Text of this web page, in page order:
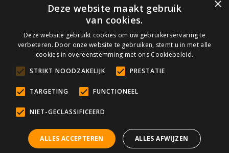
halen in de showroom. Er kan alleen met
contant geld betaald worden, dus geen pin.
Tel: 076-3030554
Email: info@onderhoudshop.nl
KVK: 59667419
Algemene Voorwaarden
Copyright © 2019 Onderhoud Shop
×
Deze website maakt gebruik
van cookies.
Deze website gebruikt cookies om uw gebruikerservaring te
verbeteren. Door onze website te gebruiken, stemt u in met alle
cookies in overeenstemming met ons Cookiebeleid.
STRIKT NOODZAKELIJK
PRESTATIE
TARGETING FUNCTIONEEL
NIET-GECLASSIFICEERD
ALLES ACCEPTEREN ALLES AFWIJZEN